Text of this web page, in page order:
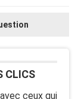
CLICS
ceux qui